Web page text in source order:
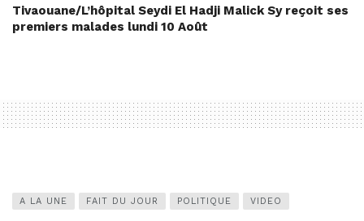
Tivaouane/L’hôpital Seydi El Hadji Malick Sy reçoit ses
premiers malades lundi 10 Août
A LA UNE FAIT DU JOUR POLITIQUE VIDEO